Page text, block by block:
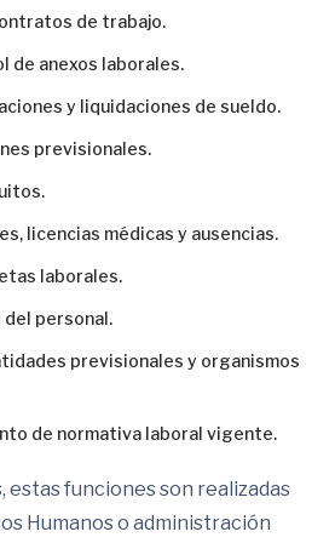
de trabajo.
de anexos laborales.
y liquidaciones de sueldo.
previsionales.
licencias médicas y ausencias.
laborales.
personal.
previsionales y organismos
de normativa laboral vigente.
estas funciones son realizadas
Humanos o administración